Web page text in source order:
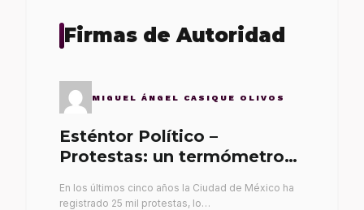
Firmas de Autoridad
MIGUEL ÁNGEL CASIQUE OLIVOS
Esténtor Político –
Protestas: un termómetro
En los últimos cinco años la Ciudad de México ha
registrado 25 mil protestas, lo…